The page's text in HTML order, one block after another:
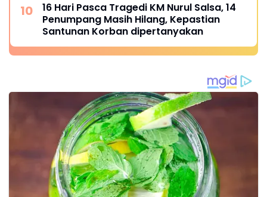
16 Hari Pasca Tragedi KM Nurul Salsa, 14
Penumpang Masih Hilang, Kepastian
Santunan Korban dipertanyakan